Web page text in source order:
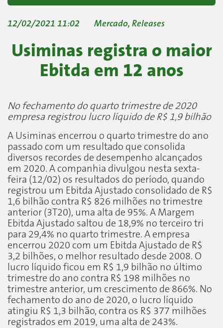
12/02/2021 11:02 Mercado, Releases
Usiminas registra o maior
Ebitda em 12 anos
No fechamento do quarto trimestre de 2020
empresa registrou lucro líquido de R$ 1,9 bilhão
A Usiminas encerrou o quarto trimestre do ano
passado com um resultado que consolida
diversos recordes de desempenho alcançados
em 2020. A companhia divulgou nesta sexta-
feira (12/02) os resultados do período, quando
registrou um Ebitda Ajustado consolidado de R$
1,6 bilhão contra R$ 826 milhões no trimestre
anterior (3T20), uma alta de 95%. A Margem
Ebitda Ajustado saltou de 18,9% no terceiro tri
para 29,4% no quarto trimestre. A empresa
encerrou 2020 com um Ebitda Ajustado de R$
3,2 bilhões, o melhor resultado desde 2008. O
lucro líquido ficou em R$ 1,9 bilhão no último
trimestre do ano contra R$ 198 milhões no
trimestre anterior, um crescimento de 866%. No
fechamento do ano de 2020, o lucro líquido
atingiu R$ 1,3 bilhão, contra os R$ 377 milhões
registrados em 2019, uma alta de 243%.